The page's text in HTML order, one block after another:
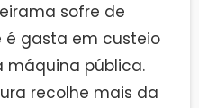
sofre de
é gasta em custeio
máquina pública.
recolhe mais da